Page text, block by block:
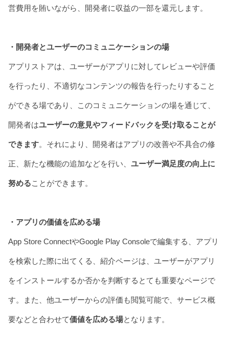
営費用を賄いながら、開発者に収益の一部を還元します。
・開発者とユーザーのコミュニケーションの場
アプリストアは、ユーザーがアプリに対してレビューや評価
を行ったり、不適切なコンテンツの報告を行ったりすること
ができる場であり、このコミュニケーションの場を通じて、
開発者はユーザーの意見やフィードバックを受け取ることが
できます。それにより、開発者はアプリの改善や不具合の修
正、新たな機能の追加などを行い、 ユーザー満足度の向上に
努めることができます。
・アプリの価値を広める場
App Store ConnectやGoogle Play Consoleで編集する、アプリ
を検索した際に出てくる、紹介ページは、ユーザーがアプリ
をインストールするか否かを判断するとても重要なページで
す。また、他ユーザーからの評価も閲覧可能で、サービス概
要などと合わせて価値を広める場となります。